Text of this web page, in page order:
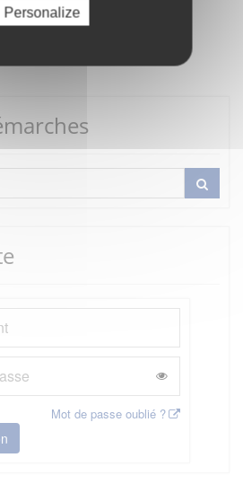
Personalize
?
Mot de passe oublié ?